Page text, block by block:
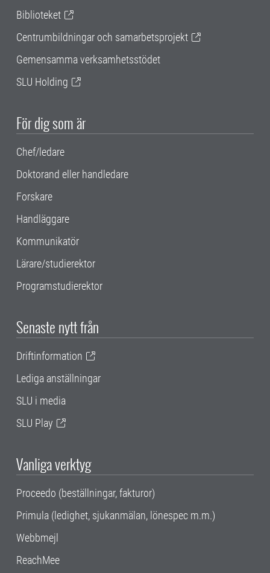
Biblioteket
Centrumbildningar och samarbetsprojekt
Gemensamma verksamhetsstödet
SLU Holding
För dig som är
Chef/ledare
Doktorand eller handledare
Forskare
Handläggare
Kommunikatör
Lärare/studierektor
Programstudierektor
Senaste nytt från
Driftinformation
Lediga anställningar
SLU i media
SLU Play
Vanliga verktyg
Proceedo (beställningar, fakturor)
Primula (ledighet, sjukanmälan, lönespec m.m.)
Webbmejl
ReachMee